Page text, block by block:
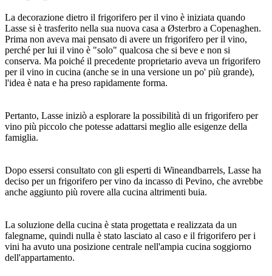
La decorazione dietro il frigorifero per il vino è iniziata quando
Lasse si è trasferito nella sua nuova casa a Østerbro a Copenaghen.
Prima non aveva mai pensato di avere un frigorifero per il vino,
perché per lui il vino è "solo" qualcosa che si beve e non si
conserva. Ma poiché il precedente proprietario aveva un frigorifero
per il vino in cucina (anche se in una versione un po' più grande),
l'idea è nata e ha preso rapidamente forma.
Pertanto, Lasse iniziò a esplorare la possibilità di un frigorifero per
vino più piccolo che potesse adattarsi meglio alle esigenze della
famiglia.
Dopo essersi consultato con gli esperti di Wineandbarrels, Lasse ha
deciso per un frigorifero per vino da incasso di Pevino, che avrebbe
anche aggiunto più rovere alla cucina altrimenti buia.
La soluzione della cucina è stata progettata e realizzata da un
falegname, quindi nulla è stato lasciato al caso e il frigorifero per i
vini ha avuto una posizione centrale nell'ampia cucina soggiorno
dell'appartamento.